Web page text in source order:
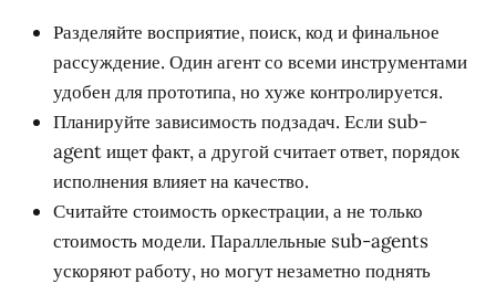
Разделяйте восприятие, поиск, код и финальное
рассуждение. Один агент со всеми инструментами
удобен для прототипа, но хуже контролируется.
Планируйте зависимость подзадач. Если sub-
agent ищет факт, а другой считает ответ, порядок
исполнения влияет на качество.
Считайте стоимость оркестрации, а не только
стоимость модели. Параллельные sub-agents
ускоряют работу, но могут незаметно поднять